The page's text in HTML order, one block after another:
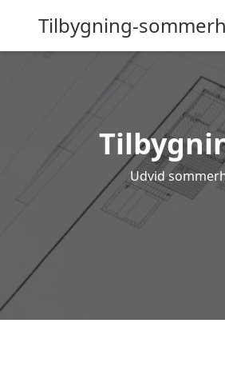
Tilbygning-
Udvid